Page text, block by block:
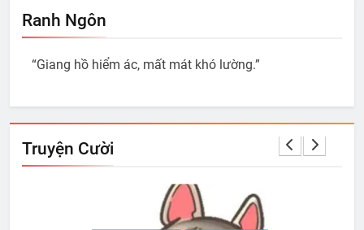
Ranh Ngôn
“Giang hồ hiểm ác, mất mát khó lường.”
Truyện Cười